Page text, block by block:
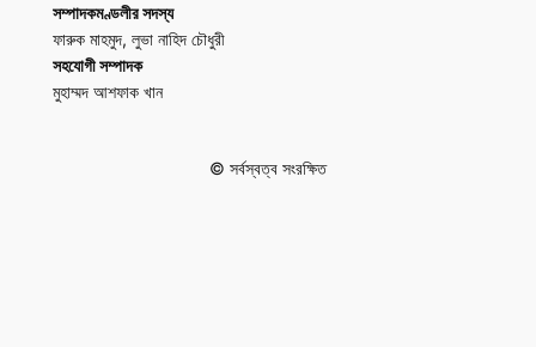
সম্পাদকমণ্ডলীর সদস্য
ফারুক মাহমুদ, লুভা নাহিদ চৌধুরী
সহযোগী সম্পাদক
মুহাম্মদ আশফাক খান
© সর্বস্বত্ব সংরক্ষিত